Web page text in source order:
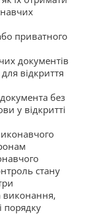
приватного
документів
відкриття
без
у відкритті
стану
виконання,
порядку